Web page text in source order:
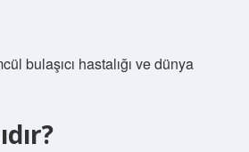
bulaşıcı hastalığı ve dünya